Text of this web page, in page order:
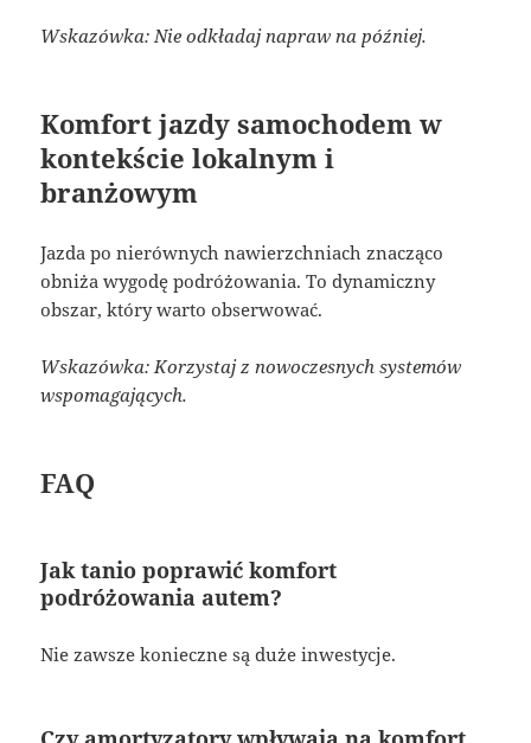
Wskazówka: Nie odkładaj napraw na później.
Komfort jazdy samochodem w
kontekście lokalnym i
branżowym
Jazda po nierównych nawierzchniach znacząco
obniża wygodę podróżowania. To dynamiczny
obszar, który warto obserwować.
Wskazówka: Korzystaj z nowoczesnych systemów
wspomagających.
FAQ
Jak tanio poprawić komfort
podróżowania autem?
Nie zawsze konieczne są duże inwestycje.